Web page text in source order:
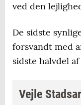
ved den
De sidste
forsvandt med
sidste halvdel
Vejle